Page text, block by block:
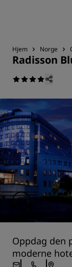
Hjem Norge
Radisson
Oppdag den
moderne